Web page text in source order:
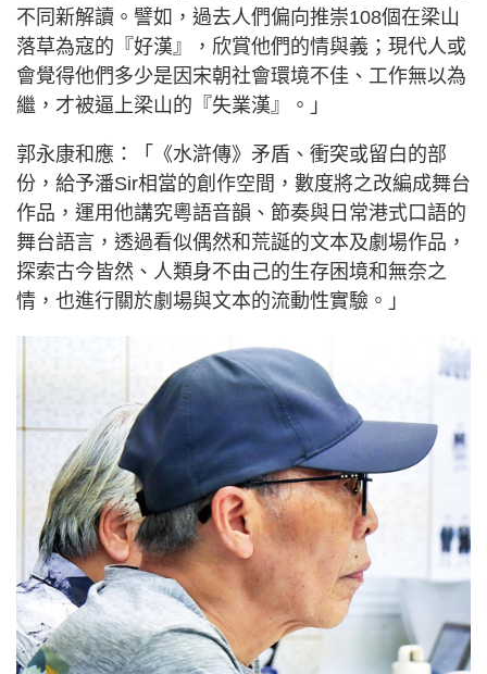
不同新解讀。譬如，過去人們偏向推崇108個在梁山
落草為寇的『好漢』，欣賞他們的情與義；現代人或
會覺得他們多少是因宋朝社會環境不佳、工作無以為
繼，才被逼上梁山的『失業漢』。」
郭永康和應：「《水滸傳》矛盾、衝突或留白的部
份，給予潘Sir相當的創作空間，數度將之改編成舞台
作品，運用他講究粵語音韻、節奏與日常港式口語的
舞台語言，透過看似偶然和荒誕的文本及劇場作品，
探索古今皆然、人類身不由己的生存困境和無奈之
情，也進行關於劇場與文本的流動性實驗。」